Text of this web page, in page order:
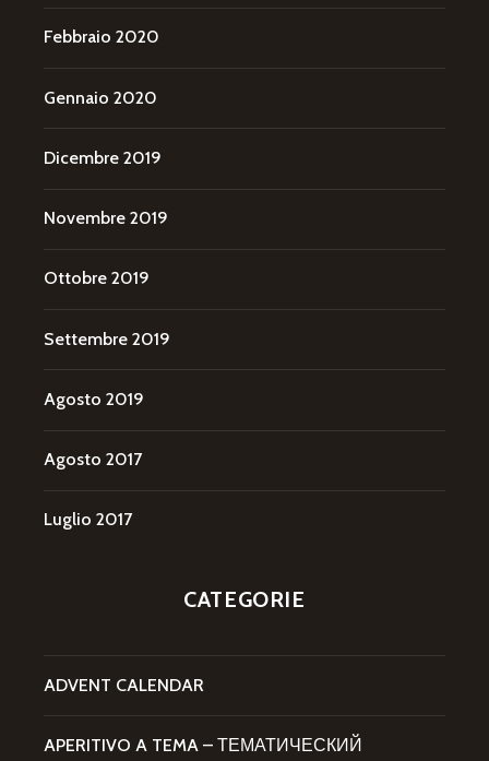
Febbraio 2020
Gennaio 2020
Dicembre 2019
Novembre 2019
Ottobre 2019
Settembre 2019
Agosto 2019
Agosto 2017
Luglio 2017
CATEGORIE
ADVENT CALENDAR
APERITIVO A TEMA – ТЕМАТИЧЕСКИЙ